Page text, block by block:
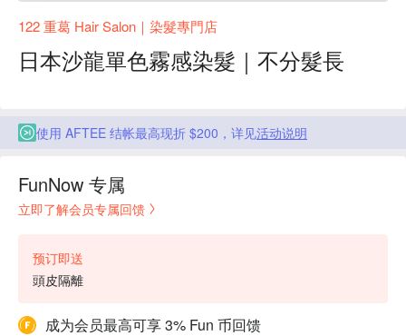
122 重葛 Hair Salon｜染髮專門店
日本沙龍單色霧感染髮｜不分髮長
使用 AFTEE 结帐最高现折 $200，详见活动说明
FunNow 专属
立即了解会员专属回馈
预订即送
頭皮隔離
成为会员最高可享 3% Fun 币回馈